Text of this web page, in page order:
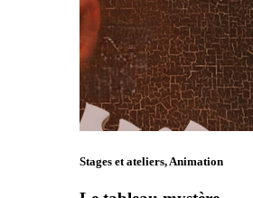
Stages et ateliers, Animation